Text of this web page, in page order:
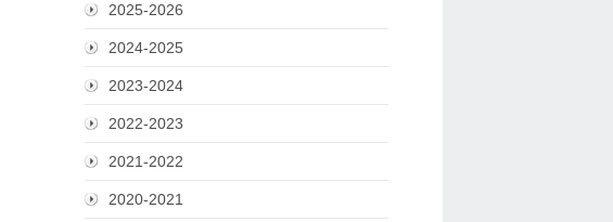
2025-2026
2024-2025
2023-2024
2022-2023
2021-2022
2020-2021